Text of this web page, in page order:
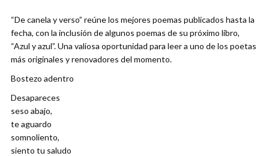
“De canela y verso” reúne los mejores poemas publicados hasta la
fecha, con la inclusión de algunos poemas de su próximo libro,
“Azul y azul”. Una valiosa oportunidad para leer a uno de los poetas
más originales y renovadores del momento.
Bostezo adentro
Desapareces
seso abajo,
te aguardo
somnoliento,
siento tu saludo